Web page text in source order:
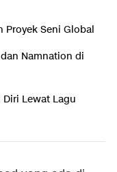
Proyek Seni Global
Namnation di
Diri Lewat Lagu